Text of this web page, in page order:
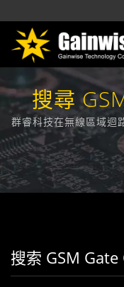
搜尋
群睿科技在無線區域迴
技術領先業界，在台
搜索 GSM